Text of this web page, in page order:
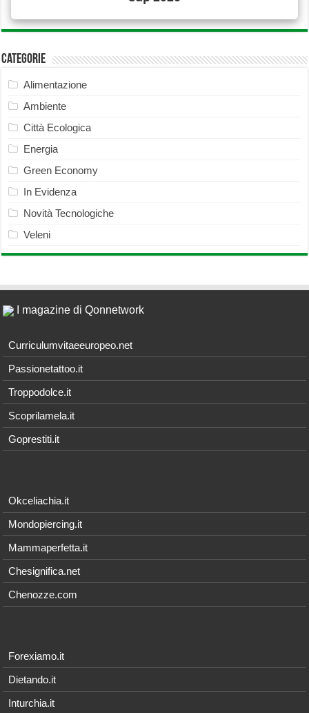
Categorie
Alimentazione
Ambiente
Città Ecologica
Energia
Green Economy
In Evidenza
Novità Tecnologiche
Veleni
I magazine di Qonnetwork
Curriculumvitaeeuropeo.net
Passionetattoo.it
Troppodolce.it
Scoprilamela.it
Goprestiti.it
Okceliachia.it
Mondopiercing.it
Mammaperfetta.it
Chesignifica.net
Chenozze.com
Forexiamo.it
Dietando.it
Inturchia.it